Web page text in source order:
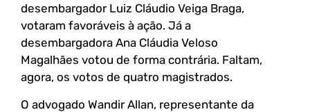
desembargador Luiz Cláudio Veiga Braga,
votaram favoráveis à ação. Já a
desembargadora Ana Cláudia Veloso
Magalhães votou de forma contrária. Faltam,
agora, os votos de quatro magistrados.
O advogado Wandir Allan, representante da